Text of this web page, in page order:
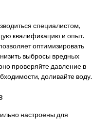
специалистом,
квалификацию и опыт.
оптимизировать
выбросы вредных
проверяйте давление в
доливайте воду.
настроены для